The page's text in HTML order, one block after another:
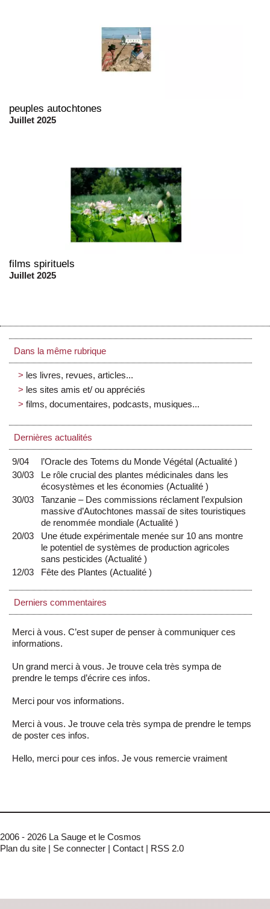
peuples autochtones
Juillet 2025
films spirituels
Juillet 2025
Dans la même rubrique
les livres, revues, articles...
les sites amis et/ ou appréciés
films, documentaires, podcasts, musiques...
Dernières actualités
9/04 l’Oracle des Totems du Monde Végétal (Actualité)
30/03
Le rôle crucial des plantes médicinales dans les
écosystèmes et les économies (Actualité)
30/03
Tanzanie – Des commissions réclament l’expulsion
massive d’Autochtones massaï de sites touristiques
de renommée mondiale (Actualité)
20/03
Une étude expérimentale menée sur 10 ans montre
le potentiel de systèmes de production agricoles
sans pesticides (Actualité)
12/03
Fête des Plantes (Actualité)
Derniers commentaires
Merci à vous. C’est super de penser à communiquer ces
informations.
Un grand merci à vous. Je trouve cela très sympa de
prendre le temps d’écrire ces infos.
Merci pour vos informations.
Merci à vous. Je trouve cela très sympa de prendre le temps
de poster ces infos.
Hello, merci pour ces infos. Je vous remercie vraiment
2006 - 2026 La Sauge et le Cosmos
Plan du site | Se connecter | Contact | RSS 2.0